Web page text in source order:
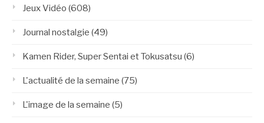
Jeux Vidéo (608)
Journal nostalgie (49)
Kamen Rider, Super Sentai et Tokusatsu (6)
L'actualité de la semaine (75)
L'image de la semaine (5)